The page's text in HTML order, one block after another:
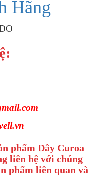
Hãng
phẩm Dây Curoa
liên hệ với chúng
phẩm liên quan và